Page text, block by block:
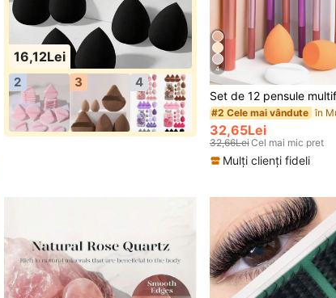
16,12Lei
2 3 4
4
#2 Cele mai vândute
32,65Lei
32,66LeiCel mai mic pret
Mulți clienți fideli